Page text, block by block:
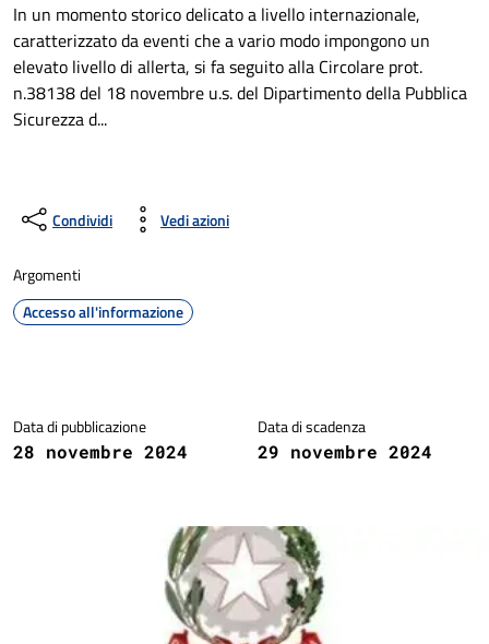
In un momento storico delicato a livello internazionale,
caratterizzato da eventi che a vario modo impongono un
elevato livello di allerta, si fa seguito alla Circolare prot.
n.38138 del 18 novembre u.s. del Dipartimento della Pubblica
Sicurezza d...
Condividi Vedi azioni
Argomenti
Accesso all'informazione
Data di pubblicazione
28 novembre 2024
Data di scadenza
29 novembre 2024